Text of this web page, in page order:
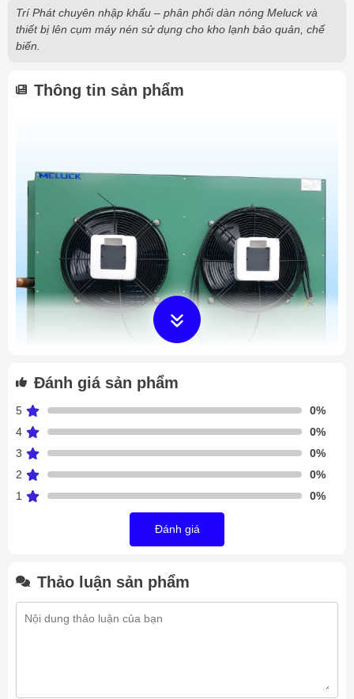
Trí Phát chuyên nhập khẩu – phân phối dàn nóng Meluck và
thiết bị lên cụm máy nén sử dụng cho kho lạnh bảo quản, chế
biến.
Thông tin sản phẩm
Dàn nóng Meluck FN-150A
Trung Quốc chất lượng đạt tiêu chuẩn Châu Âu, Được nhập
Đánh giá sản phẩm
5
0%
4
0%
3
0%
2
0%
1
0%
Đánh giá
Thảo luận sản phẩm